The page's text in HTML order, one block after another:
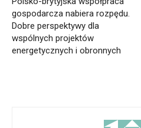
gospodarcza nabiera rozpędu.
Dobre perspektywy dla
wspólnych projektów
energetycznych i obronnych